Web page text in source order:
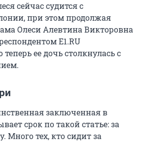
сейчас судится с
при этом продолжая
Олеси Алевтина Викторовна
E1.RU
теперь ее дочь столкнулась с
заключенная в
срок по такой статье: за
Много тех, кто сидит за